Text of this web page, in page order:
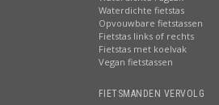
Waterdichte fietstas
Opvouwbare fietstassen
Fietstas links of rechts
Fietstas met koelvak
Vegan fietstassen
FIETSMANDEN VERVOLG